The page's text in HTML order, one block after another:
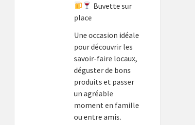
Buvette sur
place
Une occasion idéale
pour découvrir les
savoir-faire locaux,
déguster de bons
produits et passer
un agréable
moment en famille
ou entre amis.